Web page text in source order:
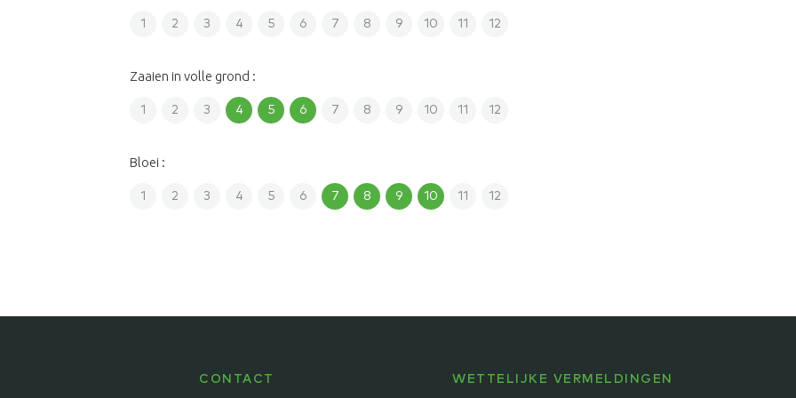
1 2 3 4 5 6 7 8 9 10 11 12
Zaaien in volle grond :
1 2 3 4 5 6 7 8 9 10 11 12
Bloei :
1 2 3 4 5 6 7 8 9 10 11 12
CONTACT WETTELIJKE VERMELDINGEN